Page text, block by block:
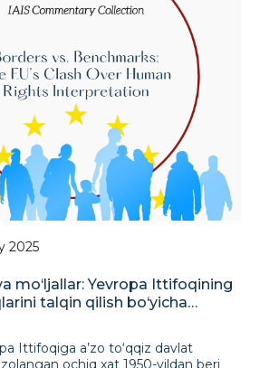
2025
mo‘ljallar: Yevropa Ittifoqining
talqin qilish bo‘yicha
Ittifoqiga a’zo to‘qqiz davlat
ochiq xat 1950-yildan beri